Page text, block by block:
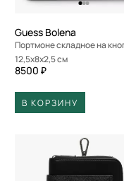
Guess Bolena
Портмоне складное на
12,5x8x2,5 см
8500 ₽
В КОРЗИНУ